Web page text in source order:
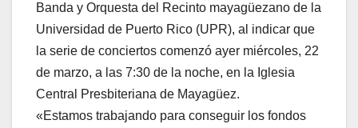
Banda y Orquesta del Recinto mayagüezano de la
Universidad de Puerto Rico (UPR), al indicar que
la serie de conciertos comenzó ayer miércoles, 22
de marzo, a las 7:30 de la noche, en la Iglesia
Central Presbiteriana de Mayagüez.
«Estamos trabajando para conseguir los fondos